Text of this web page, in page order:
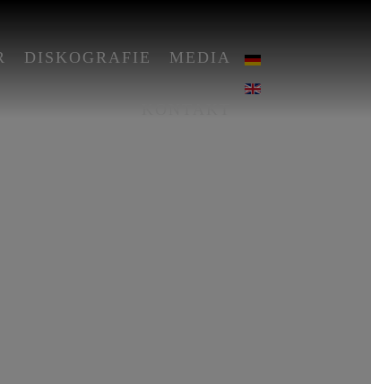
DISKOGRAFIE MEDIA